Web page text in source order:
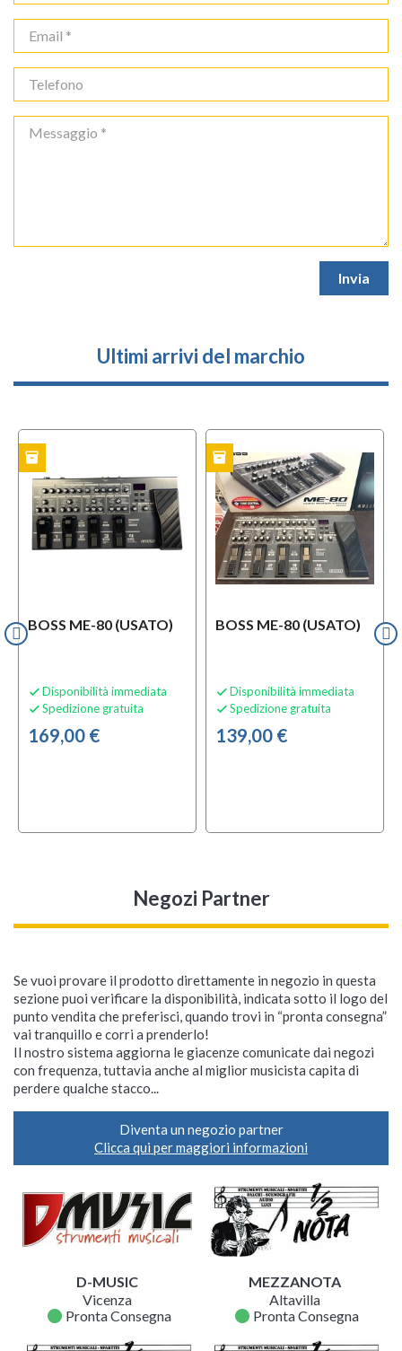
Ultimi arrivi del marchio
BOSS ME-80 (USATO)
 Disponibilità immediata
 Spedizione gratuita
169,00 €
inventory
BOSS ME-80 (USATO)
 Disponibilità immediata
 Spedizione gratuita
139,00 €
inventory USATO
Negozi Partner
Se vuoi provare il prodotto direttamente in negozio in questa
sezione puoi verificare la disponibilità, indicata sotto il logo del
punto vendita che preferisci, quando trovi in “pronta consegna”
vai tranquillo e corri a prenderlo!
Il nostro sistema aggiorna le giacenze comunicate dai negozi
con frequenza, tuttavia anche al miglior musicista capita di
perdere qualche stacco...
Diventa un negozio partner
Clicca qui per maggiori informazioni
D-MUSIC
Vicenza
fiber_manual_record Pronta Consegna
MEZZANOTA
Altavilla
fiber_manual_record Pronta Consegna